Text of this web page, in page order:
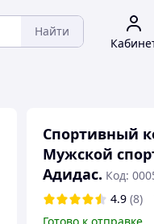
Найти
Спортивный
Мужской
Адидас. Код:
4.9 (8)